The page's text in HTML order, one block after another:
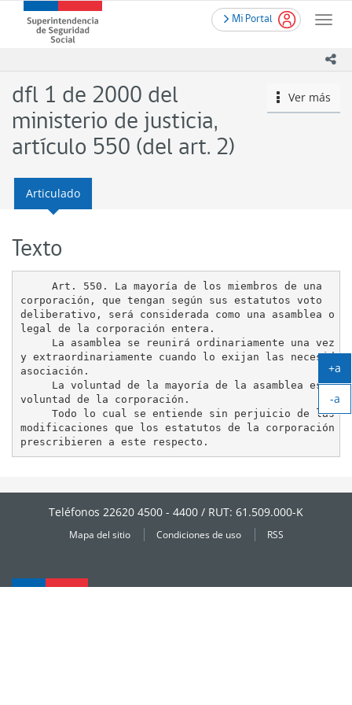
principal
Mi Portal
Toggle
Superintendencia
de
(SUSESO)
-
Gobierno
de
Chile
icono
Ver más
dfl 1 de 2000 del
ministerio de justicia,
artículo 550 (del art. 2)
Articulado
Texto
     Art. 550. La mayoría de los miembros de una
corporación, que tengan según sus estatutos voto
deliberativo, será considerada como una asamblea o
legal de la corporación entera.
La asamblea se reunirá ordinariamente una vez
y extraordinariamente cuando lo exijan las
asociación.
     La voluntad de la mayoría de la asamblea es la
voluntad de la corporación.
     Todo lo cual se entiende sin perjuicio de las
modificaciones que los estatutos de la corporación
Teléfonos 22620 4500 - 4400 / RUT: 61.509.000-K
Mapa del sitio Condiciones de uso RSS
+a
-a